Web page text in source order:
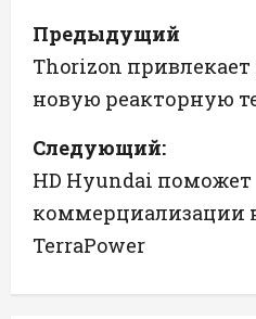
Н
а
в
и
г
а
ц
Предыдущий
Thorizon
новую реакторную
Следующий:
HD Hyundai поможет
коммерциализации
TerraPower